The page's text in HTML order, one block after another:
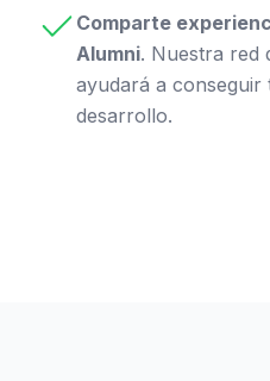
Comparte
Alumni. Nuestra red
ayudará a
desarrollo.